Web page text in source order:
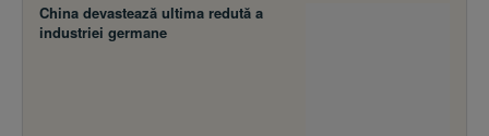
China devastează ultima redută a
industriei germane